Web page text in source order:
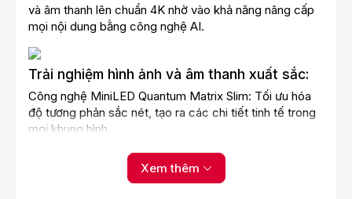
và âm thanh lên chuẩn 4K nhờ vào khả năng nâng cấp
mọi nội dung bằng công nghệ AI.
Trải nghiệm hình ảnh và âm thanh xuất sắc:
Công nghệ MiniLED Quantum Matrix Slim: Tối ưu hóa
độ tương phản sắc nét, tạo ra các chi tiết tinh tế trong
mọi khung hình.
AI Upscaling: Nâng cấp hình ảnh lên 4K, giúp bạn xem
các chương trình, phim ảnh hay trò chơi với chất lượng
Xem thêm